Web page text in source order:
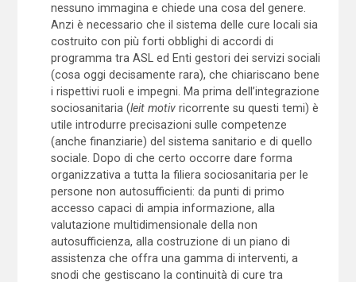
nessuno immagina e chiede una cosa del genere.
Anzi è necessario che il sistema delle cure locali sia
costruito con più forti obblighi di accordi di
programma tra ASL ed Enti gestori dei servizi sociali
(cosa oggi decisamente rara), che chiariscano bene
i rispettivi ruoli e impegni. Ma prima dell’integrazione
sociosanitaria (leit motiv ricorrente su questi temi) è
utile introdurre precisazioni sulle competenze
(anche finanziarie) del sistema sanitario e di quello
sociale. Dopo di che certo occorre dare forma
organizzativa a tutta la filiera sociosanitaria per le
persone non autosufficienti: da punti di primo
accesso capaci di ampia informazione, alla
valutazione multidimensionale della non
autosufficienza, alla costruzione di un piano di
assistenza che offra una gamma di interventi, a
snodi che gestiscano la continuità di cure tra